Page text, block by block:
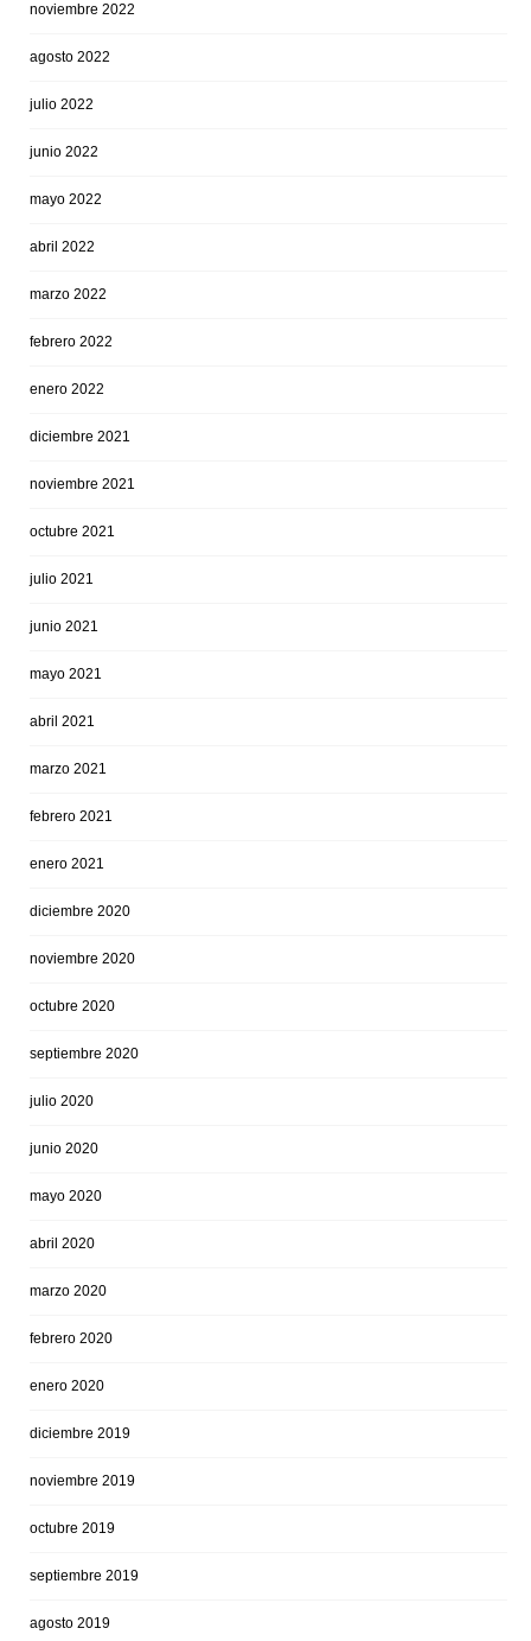
noviembre 2022
agosto 2022
julio 2022
junio 2022
mayo 2022
abril 2022
marzo 2022
febrero 2022
enero 2022
diciembre 2021
noviembre 2021
octubre 2021
julio 2021
junio 2021
mayo 2021
abril 2021
marzo 2021
febrero 2021
enero 2021
diciembre 2020
noviembre 2020
octubre 2020
septiembre 2020
julio 2020
junio 2020
mayo 2020
abril 2020
marzo 2020
febrero 2020
enero 2020
diciembre 2019
noviembre 2019
octubre 2019
septiembre 2019
agosto 2019